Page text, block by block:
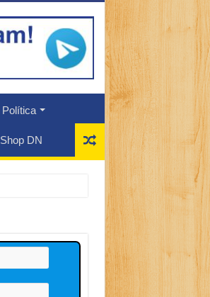
Política
Shop DN